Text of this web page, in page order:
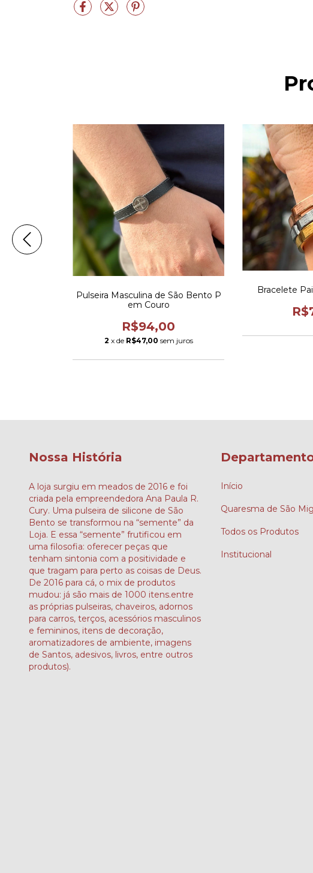
Pulseira Masculina de São Bento P
em Couro
R$94,00
2 x de R$47,00 sem juros
Bracelete
Nossa História
A loja surgiu em meados de 2016 e foi
criada pela empreendedora Ana Paula R.
Cury. Uma pulseira de silicone de São
Bento se transformou na “semente” da
Loja. E essa “semente” frutificou em
uma filosofia: oferecer peças que
tenham sintonia com a positividade e
que tragam para perto as coisas de Deus.
De 2016 para cá, o mix de produtos
mudou: já são mais de 1000 itens.entre
as próprias pulseiras, chaveiros, adornos
para carros, terços, acessórios masculinos
e femininos, itens de decoração,
aromatizadores de ambiente, imagens
de Santos, adesivos, livros, entre outros
produtos).
Início
Quaresma de São
Todos os Produtos
Institucional